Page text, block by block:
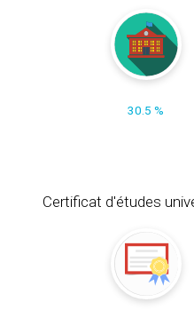
30.5 %
Certificat d'études